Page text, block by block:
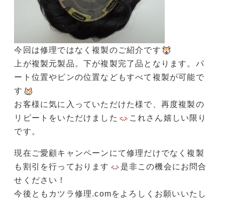
今回は修理ではなく複製のご紹介です
上が複製元製品。下が複製完了品となります。パ
ート位置やピンの位置などもすべて複製が可能で
す
お客様に気に入っていただけた様で、再度複製の
リピートをいただけました
これさん嬉しい限り
です。
現在ご愛顧キャンペーンにて修理だけでなく複製
も割引を行っております
是非この機会にお問合
せください！
今後ともカツラ修理.comをよろしくお願いいたし